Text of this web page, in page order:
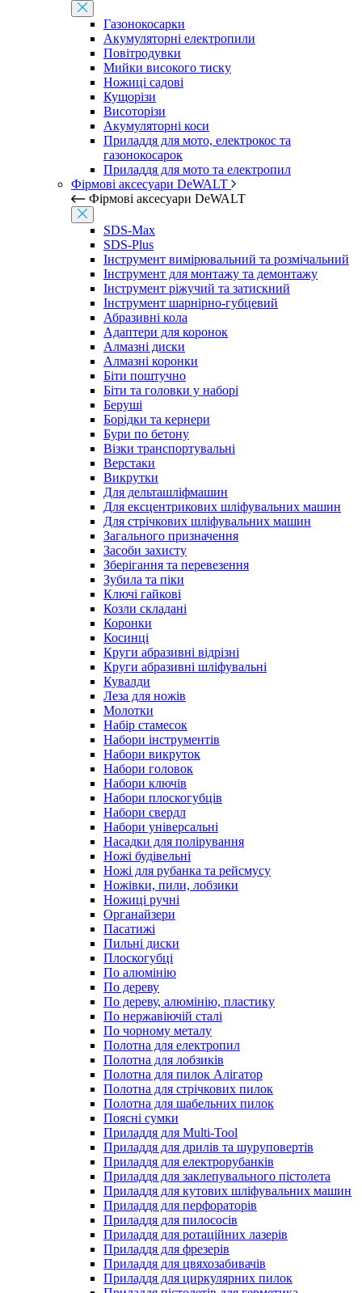
Газонокосарки
Акумуляторні електропили
Повітродувки
Мийки високого тиску
Ножиці садові
Кущорізи
Висоторізи
Акумуляторні коси
Приладдя для мото, електрокос та
газонокосарок
Приладдя для мото та електропил
Фірмові аксесуари DeWALT
Фірмові аксесуари DeWALT
SDS-Max
SDS-Plus
Інструмент вимірювальний та розмічальний
Інструмент для монтажу та демонтажу
Інструмент ріжучий та затискний
Інструмент шарнірно-губцевий
Абразивні кола
Адаптери для коронок
Алмазні диски
Алмазні коронки
Біти поштучно
Біти та головки у наборі
Беруші
Борідки та кернери
Бури по бетону
Візки транспортувальні
Верстаки
Викрутки
Для дельташліфмашин
Для ексцентрикових шліфувальних машин
Для стрічкових шліфувальних машин
Загального призначення
Засоби захисту
Зберігання та перевезення
Зубила та піки
Ключі гайкові
Козли складані
Коронки
Косинці
Круги абразивні відрізні
Круги абразивні шліфувальні
Кувалди
Леза для ножів
Молотки
Набір стамесок
Набори інструментів
Набори викруток
Набори головок
Набори ключів
Набори плоскогубців
Набори свердл
Набори універсальні
Насадки для полірування
Ножі будівельні
Ножі для рубанка та рейсмусу
Ножівки, пили, лобзики
Ножиці ручні
Органайзери
Пасатижі
Пильні диски
Плоскогубці
По алюмінію
По дереву
По дереву, алюмінію, пластику
По нержавіючій сталі
По чорному металу
Полотна для електропил
Полотна для лобзиків
Полотна для пилок Алігатор
Полотна для стрічкових пилок
Полотна для шабельних пилок
Поясні сумки
Приладдя для Multi-Tool
Приладдя для дрилів та шуруповертів
Приладдя для електрорубанків
Приладдя для заклепувального пістолета
Приладдя для кутових шліфувальних машин
Приладдя для перфораторів
Приладдя для пилососів
Приладдя для ротаційних лазерів
Приладдя для фрезерів
Приладдя для цвяхозабивачів
Приладдя для циркулярних пилок